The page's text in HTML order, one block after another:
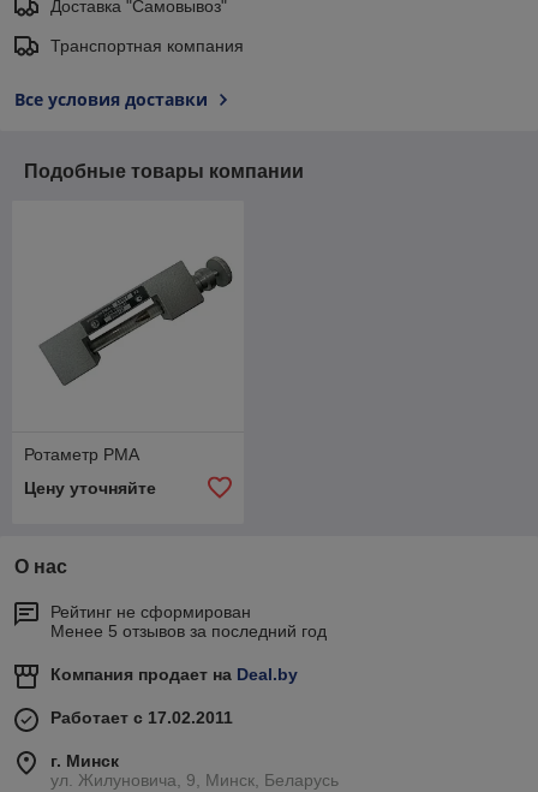
Доставка "Самовывоз"
Транспортная компания
Все условия доставки
Подобные товары компании
Ротаметр РМА
Цену уточняйте
О нас
Рейтинг не сформирован
Менее 5 отзывов за последний год
Компания продает на Deal.by
Работает с 17.02.2011
г. Минск
ул. Жилуновича, 9, Минск, Беларусь